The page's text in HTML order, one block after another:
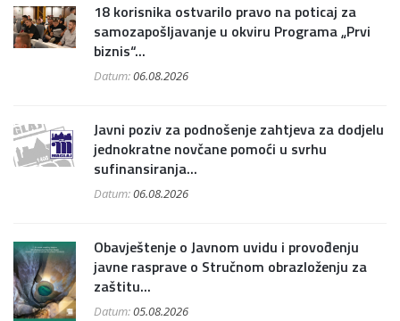
18 korisnika ostvarilo pravo na poticaj za
samozapošljavanje u okviru Programa „Prvi
biznis“...
Datum:06.08.2026
Javni poziv za podnošenje zahtjeva za dodjelu
jednokratne novčane pomoći u svrhu
sufinansiranja...
Datum:06.08.2026
Obavještenje o Javnom uvidu i provođenju
javne rasprave o Stručnom obrazloženju za
zaštitu...
Datum:05.08.2026